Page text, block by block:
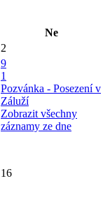
Ne
2
9
1
Pozvánka - Posezení v
Záluží
Zobrazit všechny
záznamy ze dne
16